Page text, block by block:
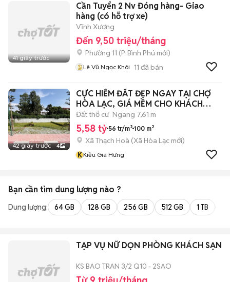
41 giây trước
Cần Tuyển 2 Nv Đóng hàng- Giao
hàng (có hỗ trợ xe)
Vĩnh Xương
Đến 9,50 triệu/tháng
Phường 11 (P. Bình Phú mới)
Lê Vũ Ngọc Khôi 11 đã bán
42 giây trước 4
CỰC HIẾM ĐẤT ĐẸP NGAY TẠI CHỢ
HÒA LẠC, GIÁ MỀM CHO KHÁCH
THIỆN CHÍ
Đất thổ cư Ngang 7,61 m
5,58 tỷ 56 tr/m² 100 m²
Xã Thạch Hoà (Xã Hòa Lạc mới)
KKiều Gia Hưng
Bạn cần tìm dung lượng nào ?
Dung lượng: 64 GB 128 GB 256 GB 512 GB 1 TB
TẠP VỤ NỮ DỌN PHÒNG KHÁCH SẠN
KS BAO TRAN 3/2 Q10 - 2SAO